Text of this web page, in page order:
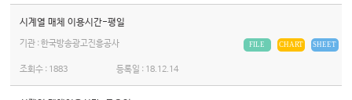
시계열 매체 이용시간-평일
기관 : 한국방송광고진흥공사 SHEET
CHART
FILE
조회수 : 1883 등록일 : 18.12.14